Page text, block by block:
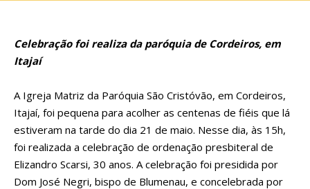
Celebração foi realiza da paróquia de Cordeiros, em
Itajaí
A Igreja Matriz da Paróquia São Cristóvão, em Cordeiros,
Itajaí, foi pequena para acolher as centenas de fiéis que lá
estiveram na tarde do dia 21 de maio. Nesse dia, às 15h,
foi realizada a celebração de ordenação presbiteral de
Elizandro Scarsi, 30 anos. A celebração foi presidida por
Dom José Negri, bispo de Blumenau, e concelebrada por